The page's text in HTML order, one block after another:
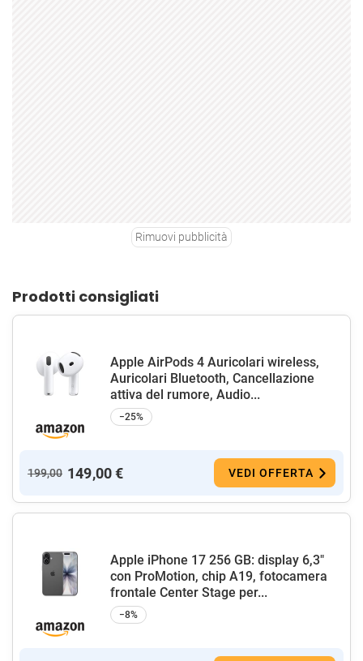
Rimuovi pubblicità
Prodotti consigliati
Apple AirPods 4 Auricolari wireless,
Auricolari Bluetooth, Cancellazione
attiva del rumore, Audio...
−25%
199,00 149,00 € VEDI OFFERTA
Apple iPhone 17 256 GB: display 6,3"
con ProMotion, chip A19, fotocamera
frontale Center Stage per...
−8%